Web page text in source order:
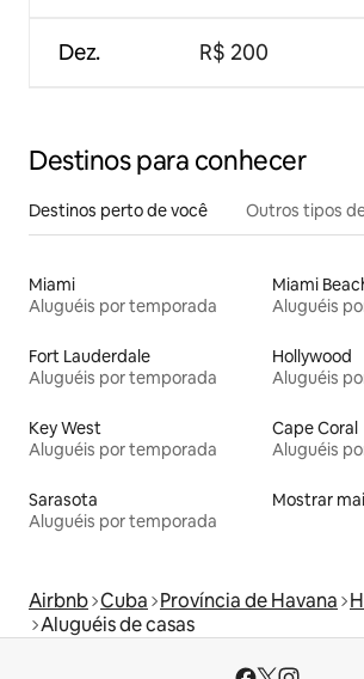
Dez. R$ 200
Destinos para conhecer
Destinos perto de você Outros tipos
Miami
Aluguéis por temporada
Miami
Aluguéis
Fort Lauderdale
Aluguéis por temporada
Hollywood
Aluguéis
Key West
Aluguéis por temporada
Cape Coral
Aluguéis
Sarasota
Aluguéis por temporada
Mostrar
Airbnb Cuba Província de Havana
Aluguéis de casas